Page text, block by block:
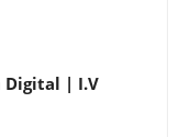
Digital | I.V